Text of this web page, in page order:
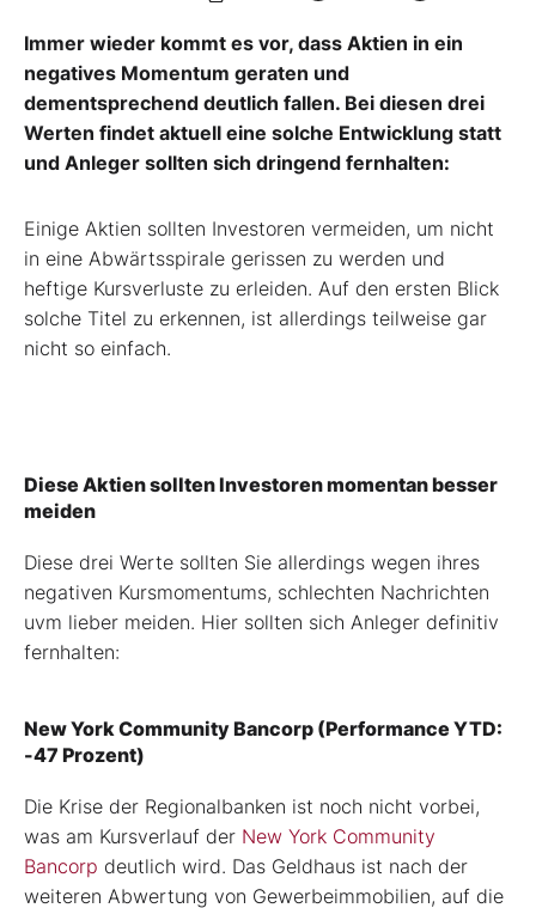
Immer wieder kommt es vor, dass Aktien in ein
negatives Momentum geraten und
dementsprechend deutlich fallen. Bei diesen drei
Werten findet aktuell eine solche Entwicklung statt
und Anleger sollten sich dringend fernhalten:
Einige Aktien sollten Investoren vermeiden, um nicht
in eine Abwärtsspirale gerissen zu werden und
heftige Kursverluste zu erleiden. Auf den ersten Blick
solche Titel zu erkennen, ist allerdings teilweise gar
nicht so einfach.
Diese Aktien sollten Investoren momentan besser
meiden
Diese drei Werte sollten Sie allerdings wegen ihres
negativen Kursmomentums, schlechten Nachrichten
uvm lieber meiden. Hier sollten sich Anleger definitiv
fernhalten:
New York Community Bancorp (Performance YTD:
-47 Prozent)
Die Krise der Regionalbanken ist noch nicht vorbei,
was am Kursverlauf der New York Community
Bancorp deutlich wird. Das Geldhaus ist nach der
weiteren Abwertung von Gewerbeimmobilien, auf die